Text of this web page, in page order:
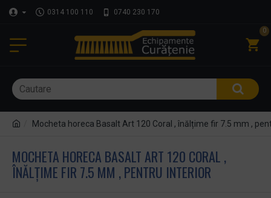
0314 100 110 0740 230 170
0
Mocheta horeca Basalt Art 120 Coral , înălțime fir 7.5 mm ,
MOCHETA HORECA BASALT ART 120 CORAL ,
ÎNĂLȚIME FIR 7.5 MM , PENTRU INTERIOR